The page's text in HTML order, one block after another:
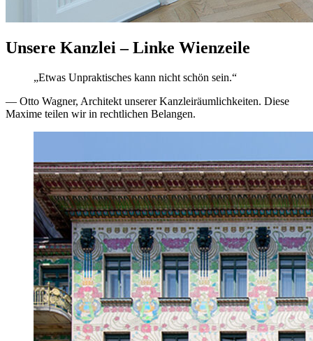
Unsere Kanzlei – Linke Wienzeile
„Etwas Unpraktisches kann nicht schön sein.“
— Otto Wagner, Architekt unserer Kanzleiräumlichkeiten. Diese
Maxime teilen wir in rechtlichen Belangen.